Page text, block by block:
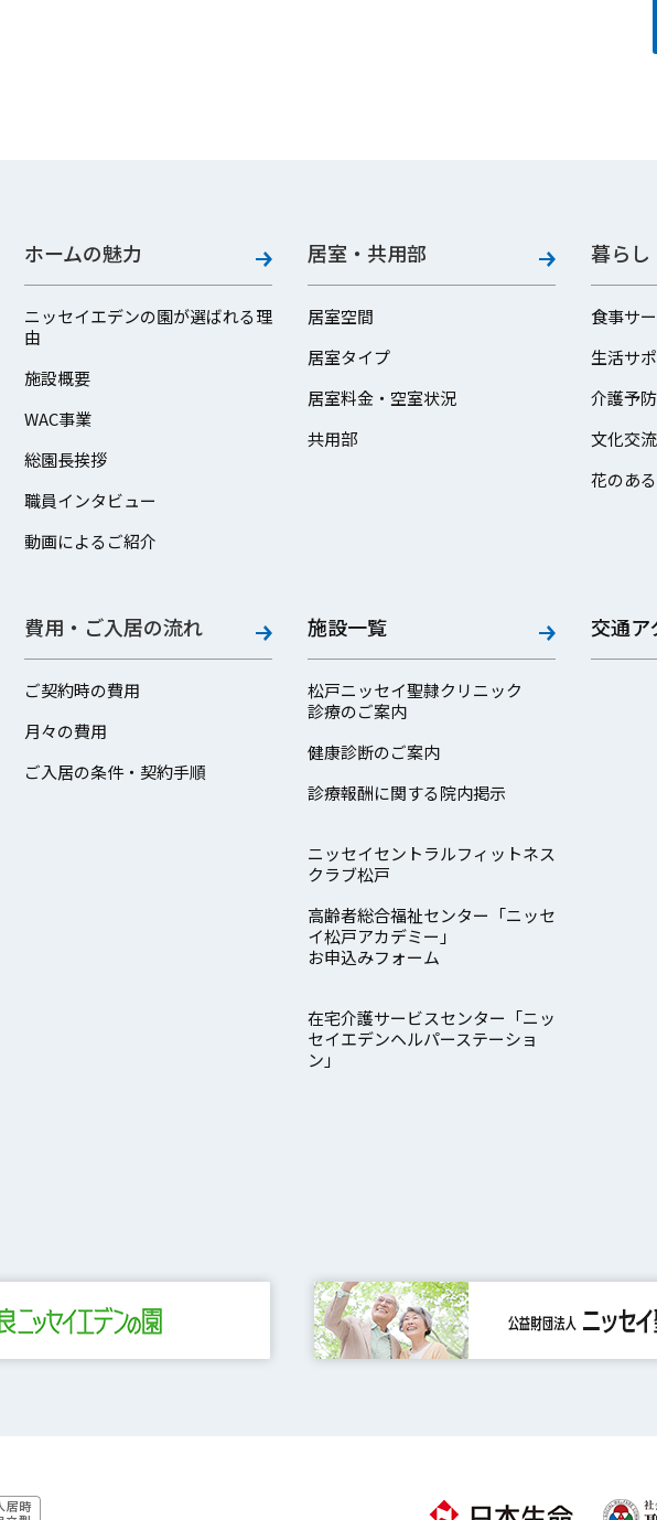
ホームの魅力
ニッセイエデンの園が選ばれる理
由
施設概要
WAC事業
総園長挨拶
職員インタビュー
動画によるご紹介
居室・共用部
居室空間
居室タイプ
居室料金・空室状況
共用部
暮らし
食事サ
生活サ
介護予防
文化交流
花のあ
費用・ご入居の流れ
ご契約時の費用
月々の費用
ご入居の条件・契約手順
施設一覧
松戸ニッセイ聖隷クリニック
診療のご案内
健康診断のご案内
診療報酬に関する院内掲示
ニッセイセントラルフィットネス
クラブ松戸
高齢者総合福祉センター「ニッセ
イ松戸アカデミー」
お申込みフォーム
在宅介護サービスセンター「ニッ
セイエデンヘルパーステーショ
ン」
交通ア